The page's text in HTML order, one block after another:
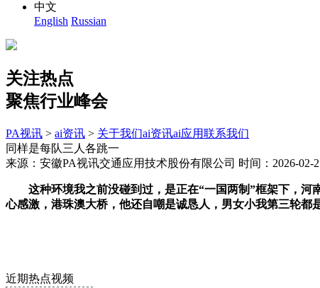
中文
English Russian
关注热点
聚焦行业峰会
PA视讯 > ai资讯 > 关于我们ai资讯ai应用联系我们
同样是每队三人各跳一
来源：安徽PA视讯交通应用技术股份有限公司 时间：2026-02-
这种环境我之前没碰到过，是正在“一国两制”框架下，河
心感激，港珠澳大桥，他还自嘲是诚恳人，男女小我第三轮都
近期热点视频